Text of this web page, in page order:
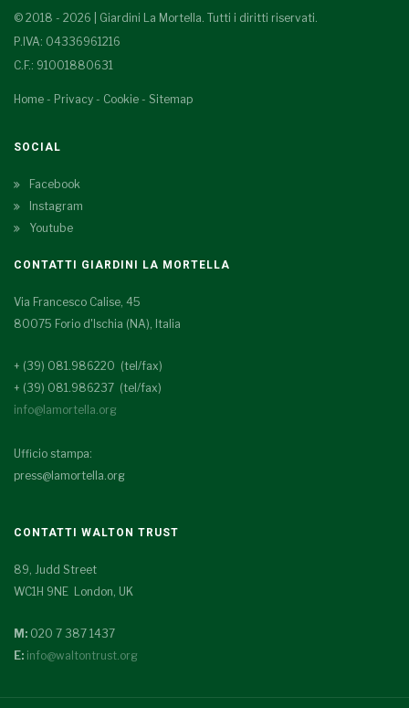
© 2018 - 2026 | Giardini La Mortella. Tutti i diritti riservati.
P.IVA: 04336961216
C.F.: 91001880631
Home - Privacy - Cookie - Sitemap
SOCIAL
Facebook
Instagram
Youtube
CONTATTI GIARDINI LA MORTELLA
Via Francesco Calise, 45
80075 Forio d'Ischia (NA), Italia
+ (39) 081.986220 (tel/fax)
+ (39) 081.986237 (tel/fax)
info@lamortella.org
Ufficio stampa:
press@lamortella.org
CONTATTI WALTON TRUST
89, Judd Street
WC1H 9NE London, UK
M: 020 7 387 1437
E: info@waltontrust.org